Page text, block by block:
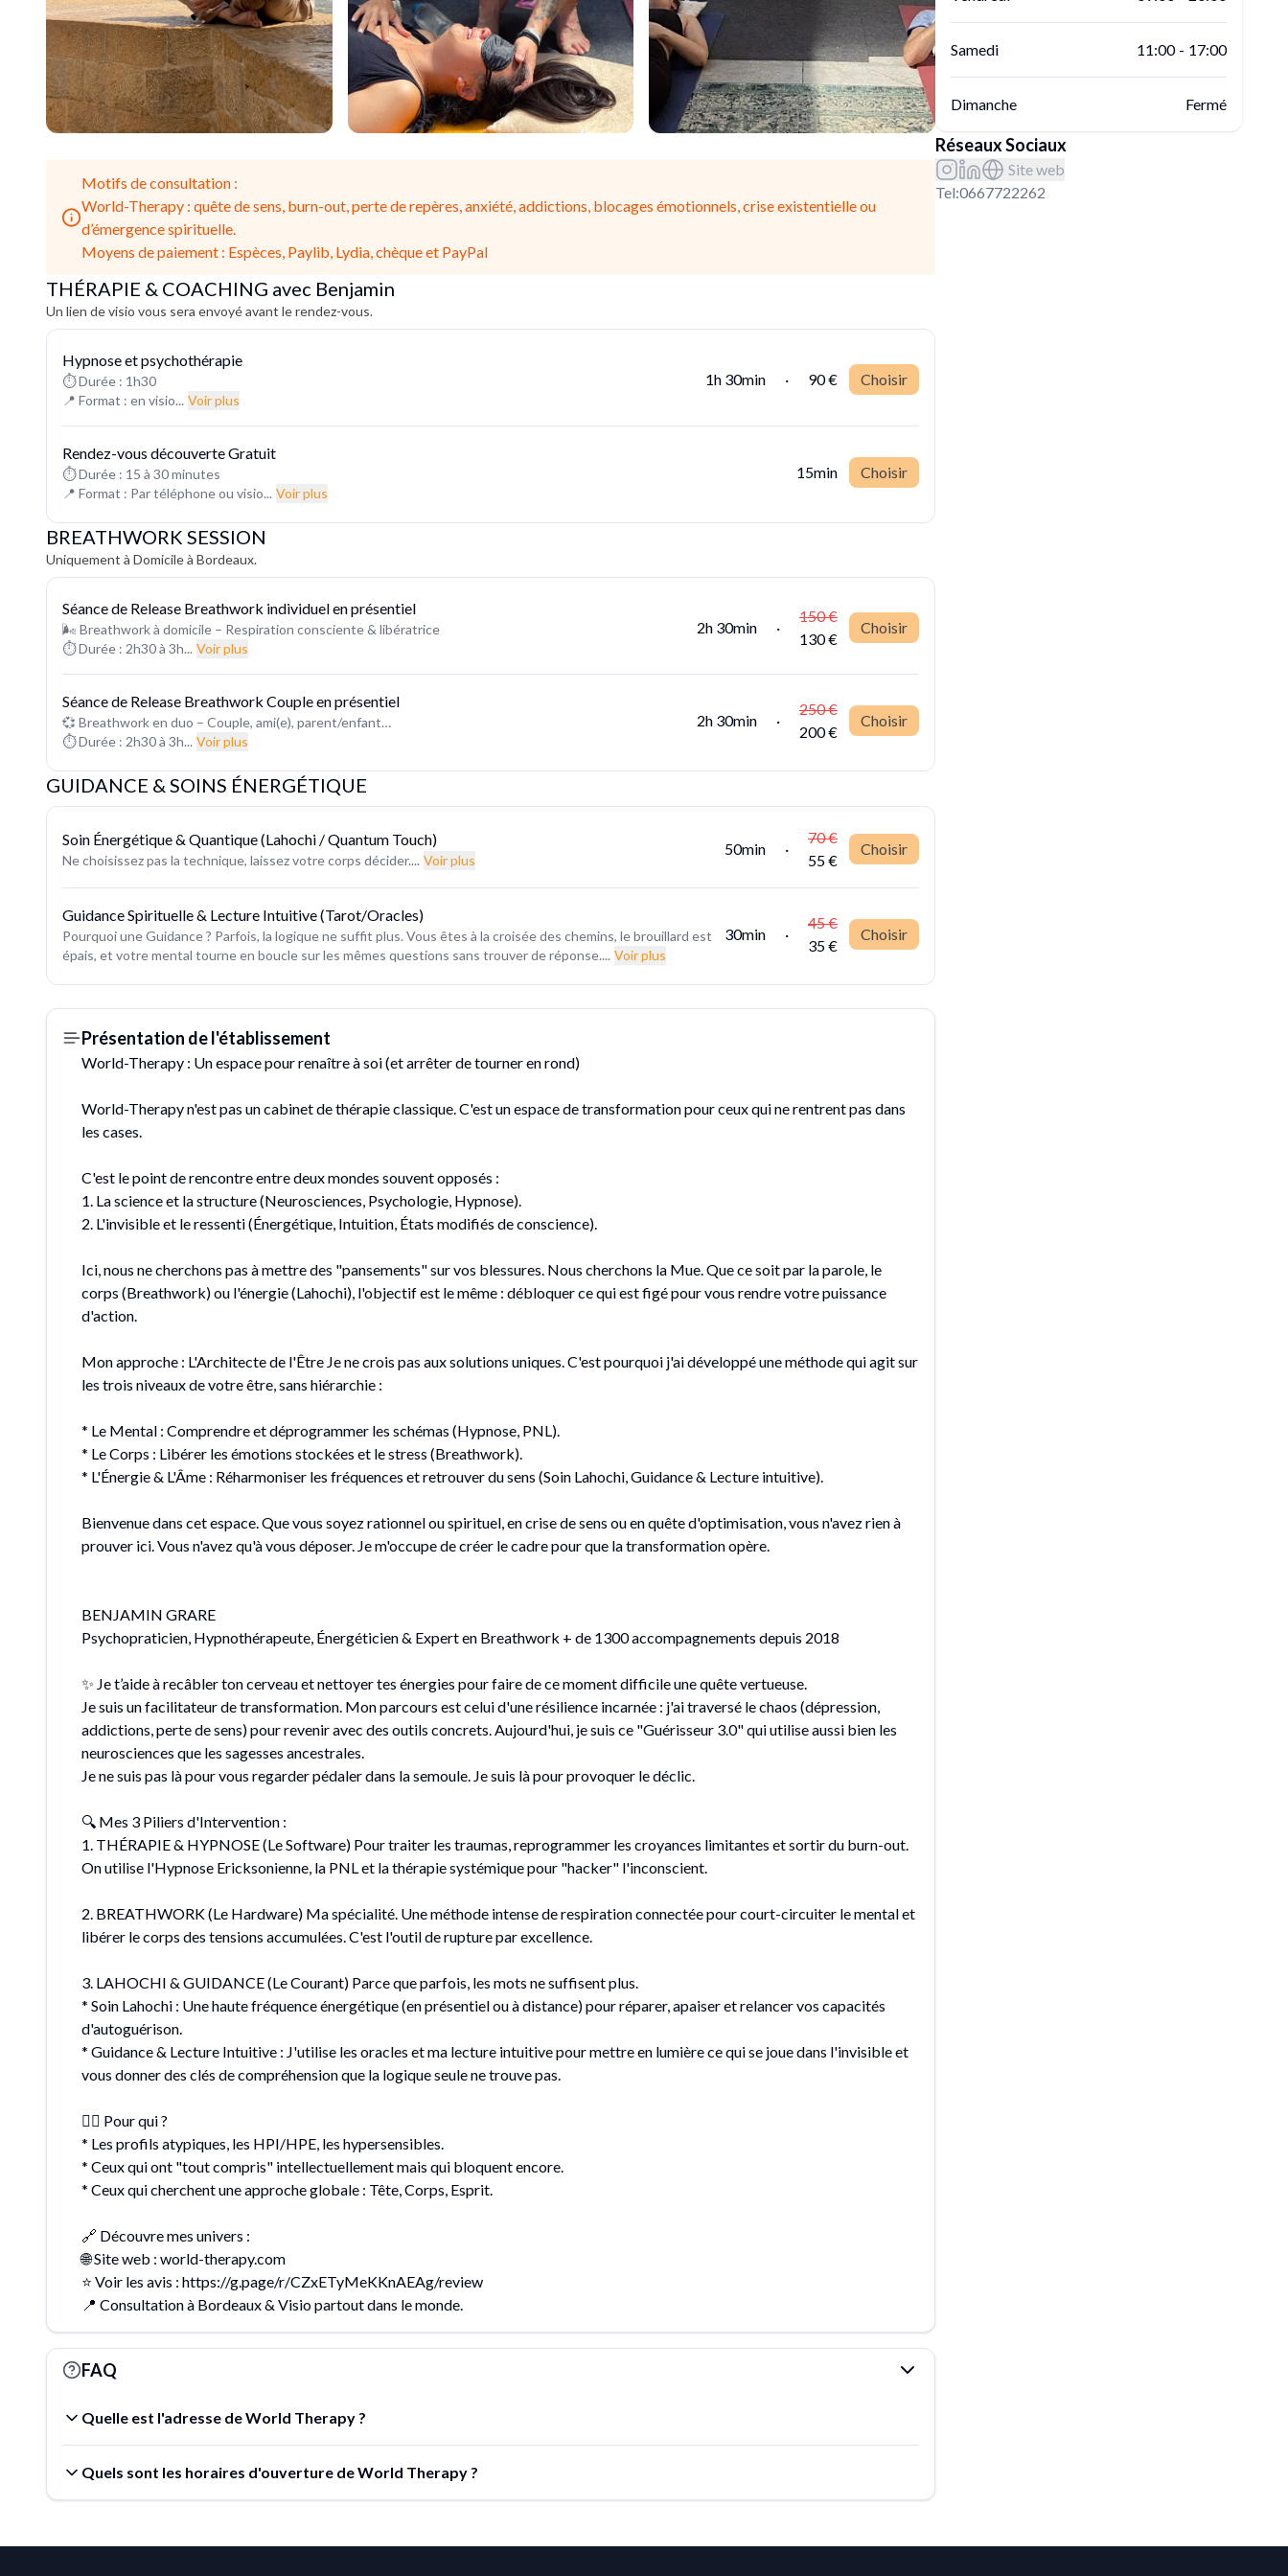
Samedi 11:00 - 17:00
Dimanche Fermé
Réseaux Sociaux
Site web
Tel:0667722262
Motifs de consultation :
World-Therapy : quête de sens, burn-out, perte de repères, anxiété, addictions, blocages émotionnels, crise existentielle ou
d’émergence spirituelle.
Moyens de paiement : Espèces, Paylib, Lydia, chèque et PayPal
THÉRAPIE & COACHING avec Benjamin
Un lien de visio vous sera envoyé avant le rendez-vous.
Hypnose et psychothérapie
⏱ Durée : 1h30
📍 Format : en visio... Voir plus
1h 30min · 90 € Choisir
Rendez-vous découverte Gratuit
⏱ Durée : 15 à 30 minutes
📍 Format : Par téléphone ou visio... Voir plus
15min Choisir
BREATHWORK SESSION
Uniquement à Domicile à Bordeaux.
Séance de Release Breathwork individuel en présentiel
🌬️ Breathwork à domicile – Respiration consciente & libératrice
⏱ Durée : 2h30 à 3h... Voir plus
2h 30min ·
150 €
130 €
Choisir
Séance de Release Breathwork Couple en présentiel
💞 Breathwork en duo – Couple, ami(e), parent/enfant…
⏱ Durée : 2h30 à 3h... Voir plus
2h 30min ·
250 €
200 €
Choisir
GUIDANCE & SOINS ÉNERGÉTIQUE
Soin Énergétique & Quantique (Lahochi / Quantum Touch)
Ne choisissez pas la technique, laissez votre corps décider.... Voir plus
50min ·
70 €
55 €
Choisir
Guidance Spirituelle & Lecture Intuitive (Tarot/Oracles)
Pourquoi une Guidance ? Parfois, la logique ne suffit plus. Vous êtes à la croisée des chemins, le brouillard est
épais, et votre mental tourne en boucle sur les mêmes questions sans trouver de réponse.... Voir plus
30min ·
45 €
35 €
Choisir
Présentation de l'établissement
World-Therapy : Un espace pour renaître à soi (et arrêter de tourner en rond)
World-Therapy n'est pas un cabinet de thérapie classique. C'est un espace de transformation pour ceux qui ne rentrent pas dans
les cases.
C'est le point de rencontre entre deux mondes souvent opposés :
1. La science et la structure (Neurosciences, Psychologie, Hypnose).
2. L'invisible et le ressenti (Énergétique, Intuition, États modifiés de conscience).
Ici, nous ne cherchons pas à mettre des "pansements" sur vos blessures. Nous cherchons la Mue. Que ce soit par la parole, le
corps (Breathwork) ou l'énergie (Lahochi), l'objectif est le même : débloquer ce qui est figé pour vous rendre votre puissance
d'action.
Mon approche : L'Architecte de l'Être Je ne crois pas aux solutions uniques. C'est pourquoi j'ai développé une méthode qui agit sur
les trois niveaux de votre être, sans hiérarchie :
* Le Mental : Comprendre et déprogrammer les schémas (Hypnose, PNL).
* Le Corps : Libérer les émotions stockées et le stress (Breathwork).
* L'Énergie & L'Âme : Réharmoniser les fréquences et retrouver du sens (Soin Lahochi, Guidance & Lecture intuitive).
Bienvenue dans cet espace. Que vous soyez rationnel ou spirituel, en crise de sens ou en quête d'optimisation, vous n'avez rien à
prouver ici. Vous n'avez qu'à vous déposer. Je m'occupe de créer le cadre pour que la transformation opère.
BENJAMIN GRARE
Psychopraticien, Hypnothérapeute, Énergéticien & Expert en Breathwork + de 1300 accompagnements depuis 2018
✨ Je t’aide à recâbler ton cerveau et nettoyer tes énergies pour faire de ce moment difficile une quête vertueuse.
Je suis un facilitateur de transformation. Mon parcours est celui d'une résilience incarnée : j'ai traversé le chaos (dépression,
addictions, perte de sens) pour revenir avec des outils concrets. Aujourd'hui, je suis ce "Guérisseur 3.0" qui utilise aussi bien les
neurosciences que les sagesses ancestrales.
Je ne suis pas là pour vous regarder pédaler dans la semoule. Je suis là pour provoquer le déclic.
🔍 Mes 3 Piliers d'Intervention :
1. THÉRAPIE & HYPNOSE (Le Software) Pour traiter les traumas, reprogrammer les croyances limitantes et sortir du burn-out.
On utilise l'Hypnose Ericksonienne, la PNL et la thérapie systémique pour "hacker" l'inconscient.
2. BREATHWORK (Le Hardware) Ma spécialité. Une méthode intense de respiration connectée pour court-circuiter le mental et
libérer le corps des tensions accumulées. C'est l'outil de rupture par excellence.
3. LAHOCHI & GUIDANCE (Le Courant) Parce que parfois, les mots ne suffisent plus.
* Soin Lahochi : Une haute fréquence énergétique (en présentiel ou à distance) pour réparer, apaiser et relancer vos capacités
d'autoguérison.
* Guidance & Lecture Intuitive : J'utilise les oracles et ma lecture intuitive pour mettre en lumière ce qui se joue dans l'invisible et
vous donner des clés de compréhension que la logique seule ne trouve pas.
🧘‍♂️ Pour qui ?
* Les profils atypiques, les HPI/HPE, les hypersensibles.
* Ceux qui ont "tout compris" intellectuellement mais qui bloquent encore.
* Ceux qui cherchent une approche globale : Tête, Corps, Esprit.
🔗 Découvre mes univers :
🌐 Site web : world-therapy.com
⭐ Voir les avis : https://g.page/r/CZxETyMeKKnAEAg/review
📍 Consultation à Bordeaux & Visio partout dans le monde.
FAQ
Quelle est l'adresse de World Therapy ?
Quels sont les horaires d'ouverture de World Therapy ?